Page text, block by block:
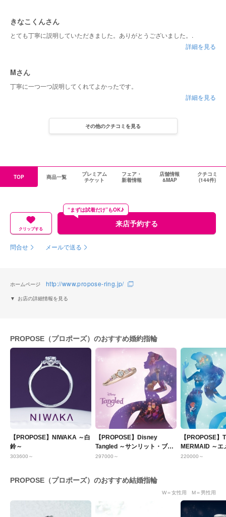
ても親切な方で安心して購入することができました！
きなこくんさん
とても丁寧に説明していただきました。ありがとうございました。.
詳細を見る
Mさん
丁寧に一つ一つ説明してくれてよかったです。
詳細を見る
その他のクチコミを見る
TOP 商品一覧
プレミアム
チケット
フェア・
新着情報
店舗情報
&MAP
クチコミ
(144件)
クリップする
来店予約する
“まずは試着だけ”もOK♪
問合せ メールで送る
ホームページ http://www.propose-ring.jp/
お店の詳細情報を見る
PROPOSE（プロポーズ）のおすすめ婚約指輪
【PROPOSE】NIWAKA ～白
鈴～
303600～
【PROPOSE】Disney
Tangled ～サンリット・ブロ
ッサム～
297000～
【PROPOSE】
MERMAID ～エ
グーン～
220000～
PROPOSE（プロポーズ）のおすすめ結婚指輪
W＝女性用 M＝男性用